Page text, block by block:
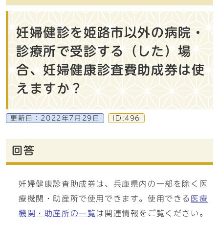
妊婦健診を姫路市以外の病院・
診療所で受診する（した）場
合、妊婦健康診査費助成券は使
えますか？
更新日： 2022年7月29日 ID:496
回答
妊婦健康診査助成券は、兵庫県内の一部を除く医
療機関・助産所で使用できます。使用できる 医療
機関・助産所の一覧は関連情報をご覧ください。